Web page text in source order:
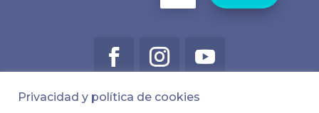
Privacidad y política de cookies